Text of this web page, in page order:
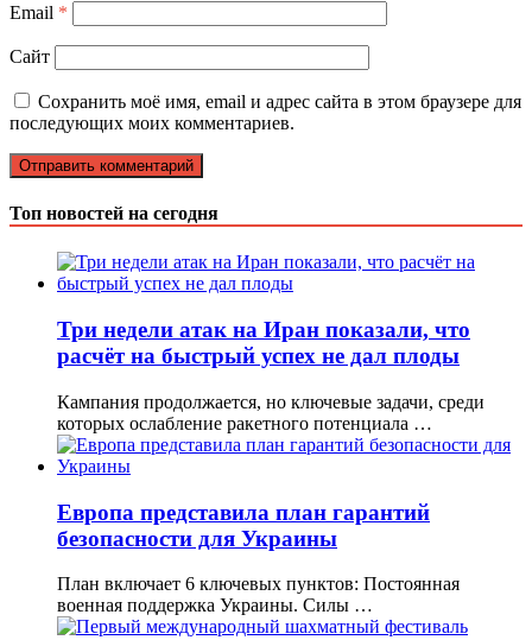
Email *
Сайт
Сохранить моё имя, email и адрес сайта в этом браузере для
последующих моих комментариев.
Топ новостей на сегодня
Три недели атак на Иран показали, что
расчёт на быстрый успех не дал плоды
Кампания продолжается, но ключевые задачи, среди
которых ослабление ракетного потенциала …
Европа представила план гарантий
безопасности для Украины
План включает 6 ключевых пунктов: Постоянная
военная поддержка Украины. Силы …